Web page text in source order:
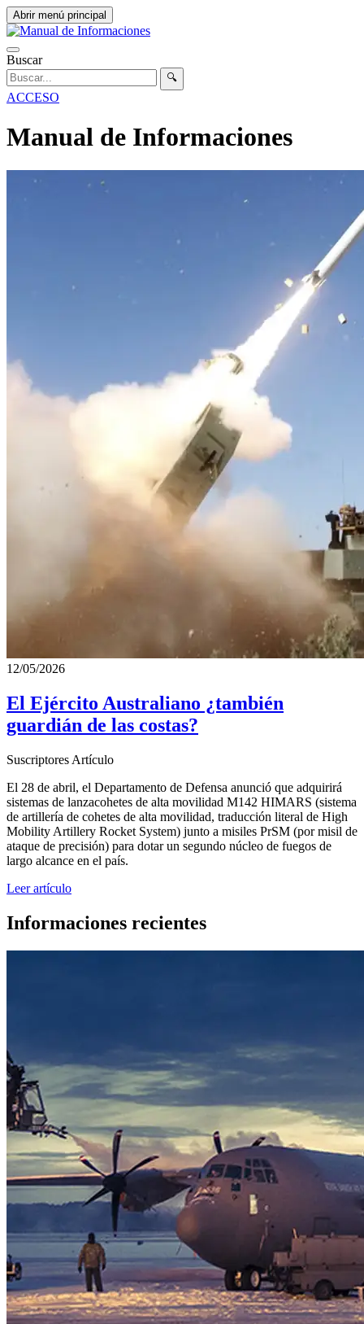
Abrir menú principal
Buscar
🔍
ACCESO
Manual de Informaciones
12/05/2026
El Ejército Australiano ¿también
guardián de las costas?
Suscriptores Artículo
El 28 de abril, el Departamento de Defensa anunció que adquirirá
sistemas de lanzacohetes de alta movilidad M142 HIMARS (sistema
de artillería de cohetes de alta movilidad, traducción literal de High
Mobility Artillery Rocket System) junto a misiles PrSM (por misil de
ataque de precisión) para dotar un segundo núcleo de fuegos de
largo alcance en el país.
Leer artículo
Informaciones recientes